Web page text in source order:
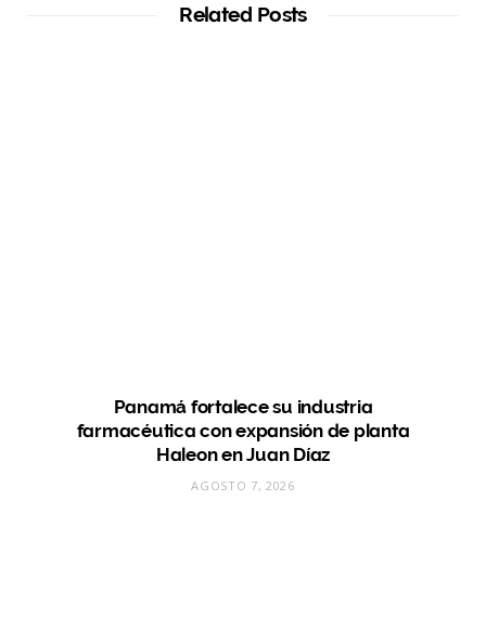
Related Posts
Panamá fortalece su industria
farmacéutica con expansión de planta
Haleon en Juan Díaz
AGOSTO 7, 2026